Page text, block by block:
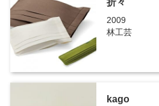
2009
林工芸
kago